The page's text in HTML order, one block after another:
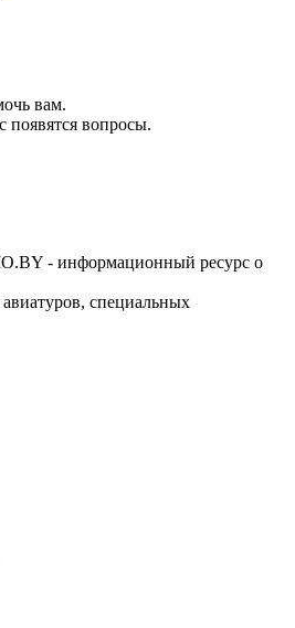
вам.
появятся вопросы.
- информационный ресурс о
специальных